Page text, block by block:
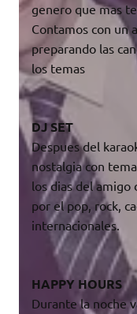
genero que mas
Contamos con un
preparando las
los temas
DJ SET
Despues del
nostalgia con
los dias del amigo
por el pop, rock,
internacionales.
HAPPY HOURS
Durante la noche